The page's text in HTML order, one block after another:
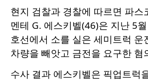
현지 검찰과 경찰에 따르면 파스
멘테 G. 에스키벨(46)은 지난 5
호선에서 소를 실은 세미트럭 운
차량을 빼앗고 금전을 요구한 혐
수사 결과 에스키벨은 픽업트럭